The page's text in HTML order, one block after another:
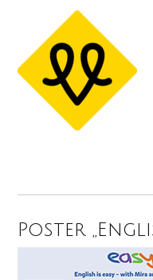
Poster